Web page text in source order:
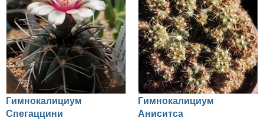
Гимнокалициум
Спегаццини
Гимнокалициум
Аниситса